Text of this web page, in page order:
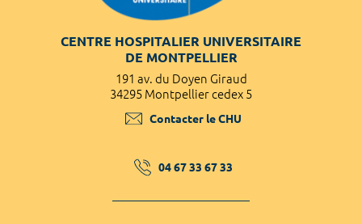
CENTRE HOSPITALIER UNIVERSITAIRE
DE MONTPELLIER
191 av. du Doyen Giraud
34295 Montpellier cedex 5
Contacter le CHU
04 67 33 67 33